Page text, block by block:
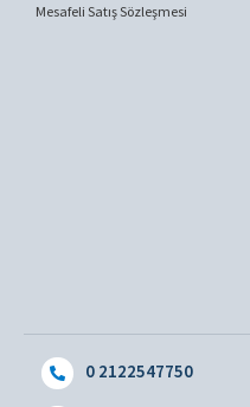
Mesafeli Satış Sözleşmesi
0 2122547750